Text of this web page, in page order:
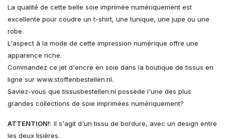
La qualité de cette belle soie imprimée numériquement est
excellente pour coudre un t-shirt, une tunique, une jupe ou une
robe.
L'aspect à la mode de cette impression numérique offre une
apparence riche.
Commandez ce jet d'encre en soie dans la boutique de tissus en
ligne sur www.stoffenbestellen.nl.
Saviez-vous que tissusbestellen.nl possède l'une des plus
grandes collections de soie imprimées numériquement?
ATTENTION!: Il s'agit d'un tissu de bordure, avec un design entre
les deux lisières.